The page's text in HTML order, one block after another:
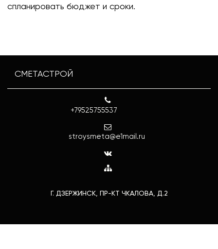
спланировать бюджет и сроки.
СМЕТАСТРОЙ
+79525755537
stroysmeta@e1mail.ru
Г. ДЗЕРЖИНСК, ПР-КТ ЧКАЛОВА, Д.2